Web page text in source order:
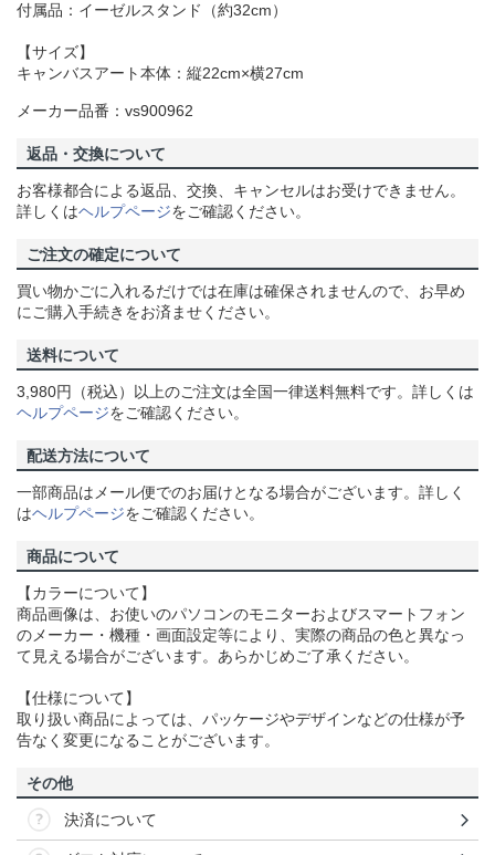
付属品：イーゼルスタンド（約32cm）
【サイズ】
キャンバスアート本体：縦22cm×横27cm
メーカー品番：vs900962
返品・交換について
お客様都合による返品、交換、キャンセルはお受けできません。
詳しくはヘルプページをご確認ください。
ご注文の確定について
買い物かごに入れるだけでは在庫は確保されませんので、お早め
にご購入手続きをお済ませください。
送料について
3,980円（税込）以上のご注文は全国一律送料無料です。詳しくは
ヘルプページをご確認ください。
配送方法について
一部商品はメール便でのお届けとなる場合がございます。詳しく
はヘルプページをご確認ください。
商品について
【カラーについて】
商品画像は、お使いのパソコンのモニターおよびスマートフォン
のメーカー・機種・画面設定等により、実際の商品の色と異なっ
て見える場合がございます。あらかじめご了承ください。
【仕様について】
取り扱い商品によっては、パッケージやデザインなどの仕様が予
告なく変更になることがございます。
その他
決済について